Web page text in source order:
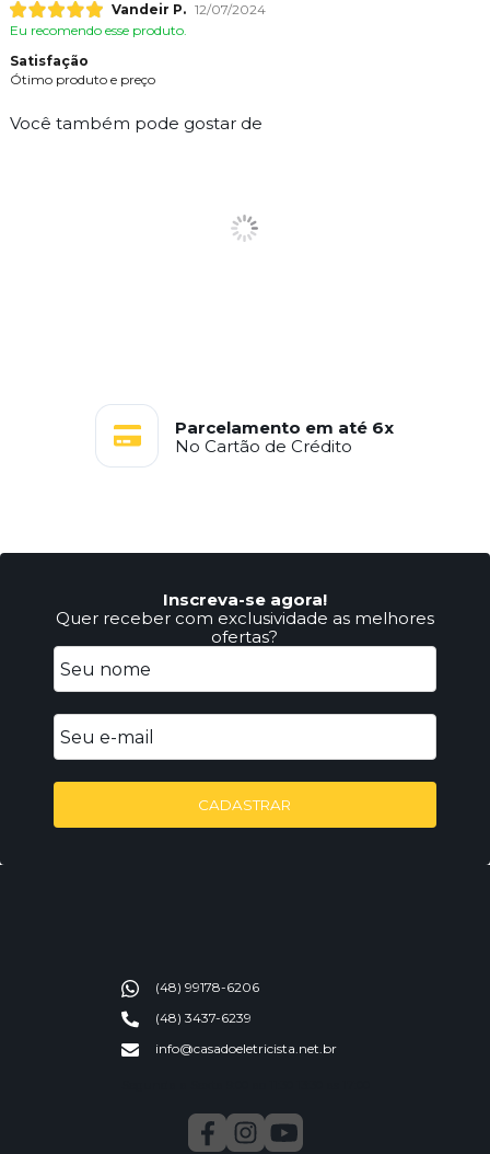
Vandeir P. 12/07/2024
Eu recomendo esse produto.
Satisfação
Ótimo produto e preço
Você também pode gostar de
Parcelamento em até 6x
No Cartão de Crédito
Inscreva-se agora!
Quer receber com exclusividade as melhores
ofertas?
CADASTRAR
(48) 99178-6206
(48) 3437-6239
info@casadoeletricista.net.br